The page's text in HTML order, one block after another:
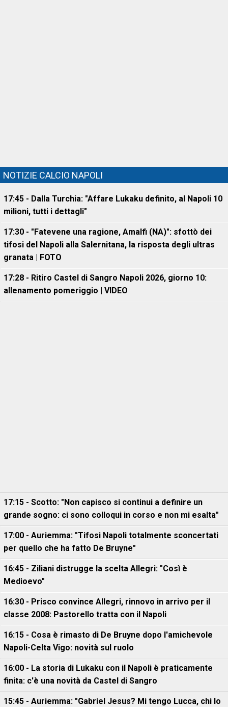
NOTIZIE CALCIO NAPOLI
17:45 - Dalla Turchia: "Affare Lukaku definito, al Napoli 10
milioni, tutti i dettagli"
17:30 - "Fatevene una ragione, Amalfi (NA)": sfottò dei
tifosi del Napoli alla Salernitana, la risposta degli ultras
granata | FOTO
17:28 - Ritiro Castel di Sangro Napoli 2026, giorno 10:
allenamento pomeriggio | VIDEO
17:15 - Scotto: "Non capisco si continui a definire un
grande sogno: ci sono colloqui in corso e non mi esalta"
17:00 - Auriemma: "Tifosi Napoli totalmente sconcertati
per quello che ha fatto De Bruyne"
16:45 - Ziliani distrugge la scelta Allegri: "Così è
Medioevo"
16:30 - Prisco convince Allegri, rinnovo in arrivo per il
classe 2008: Pastorello tratta con il Napoli
16:15 - Cosa è rimasto di De Bruyne dopo l'amichevole
Napoli-Celta Vigo: novità sul ruolo
16:00 - La storia di Lukaku con il Napoli è praticamente
finita: c'è una novità da Castel di Sangro
15:45 - Auriemma: "Gabriel Jesus? Mi tengo Lucca, chi lo